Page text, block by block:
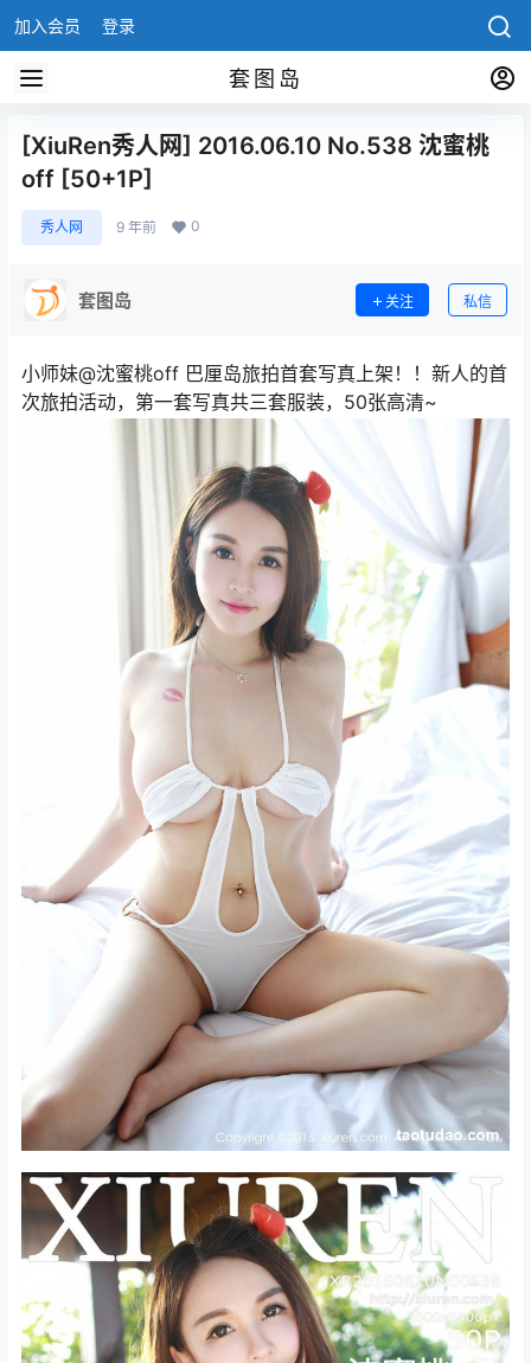
加入会员 登录
套图岛
[XiuRen秀人网] 2016.06.10 No.538 沈蜜桃
off [50+1P]
秀人网 9 年前 0
套图岛 关注 私信
小师妹@沈蜜桃off 巴厘岛旅拍首套写真上架！！新人的首
次旅拍活动，第一套写真共三套服装，50张高清~